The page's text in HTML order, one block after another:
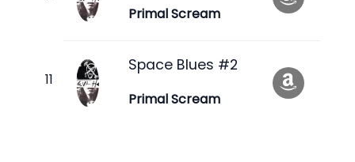
Primal Scream
Space Blues #2
Primal Scream